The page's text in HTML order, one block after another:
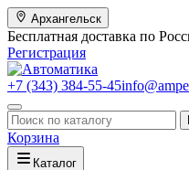
Архангельск
Бесплатная доставка по
Регистрация
+7 (343) 384-55-45
Корзина
Каталог